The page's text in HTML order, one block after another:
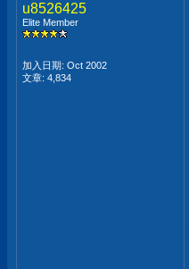
u8526425
Elite Member
加入日期: Oct 2002
文章: 4,834